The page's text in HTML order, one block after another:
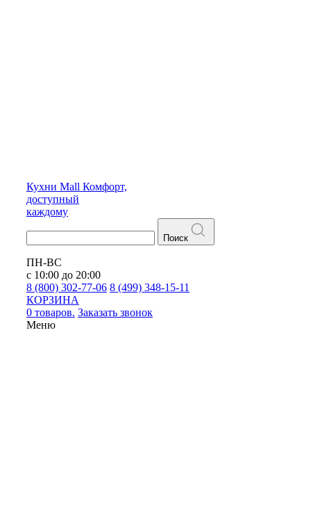
Кухни Mall Комфорт,
доступный
каждому
Поиск
ПН-ВС
с 10:00 до 20:00
8 (800) 302-77-06 8 (499) 348-15-11
КОРЗИНА
0 товаров. Заказать звонок
Меню